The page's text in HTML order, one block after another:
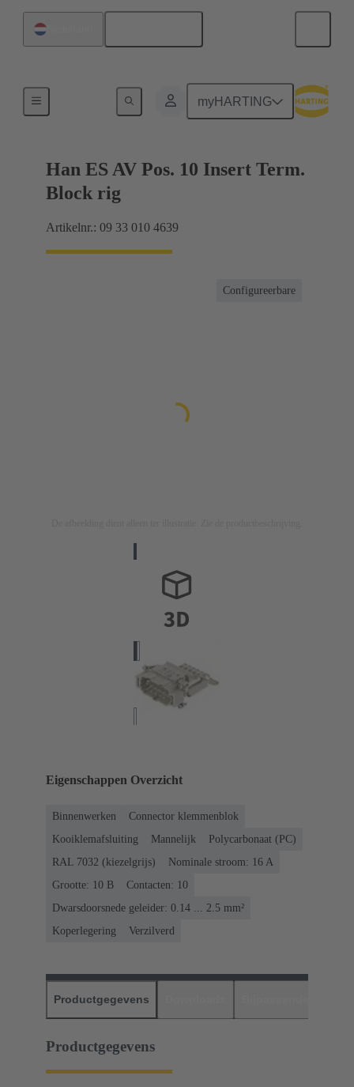
myHARTING
Connector klemmenblok
Han ES AV Pos. 10 Insert Term.
Block rig
Artikelnr.: 09 33 010 4639
Configureerbare
Eigenschappen Overzicht
Binnenwerken
Connector klemmenblok
Kooiklemafsluiting
Mannelijk
Polycarbonaat (PC)
RAL 7032 (kiezelgrijs)
Nominale stroom: ‌16 A
Grootte: 10 B
Contacten: 10
Dwarsdoorsnede geleider: 0.14 ... 2.5 mm²
Koperlegering
Verzilverd
Productgegevens
Productgegevens